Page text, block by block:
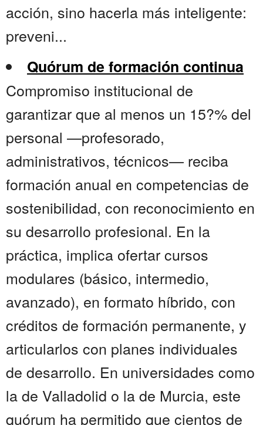
acción, sino hacerla más inteligente:
preveni...
Quórum de formación continua
Compromiso institucional de
garantizar que al menos un 15?% del
personal —profesorado,
administrativos, técnicos— reciba
formación anual en competencias de
sostenibilidad, con reconocimiento en
su desarrollo profesional. En la
práctica, implica ofertar cursos
modulares (básico, intermedio,
avanzado), en formato híbrido, con
créditos de formación permanente, y
articularlos con planes individuales
de desarrollo. En universidades como
la de Valladolid o la de Murcia, este
quórum ha permitido que cientos de